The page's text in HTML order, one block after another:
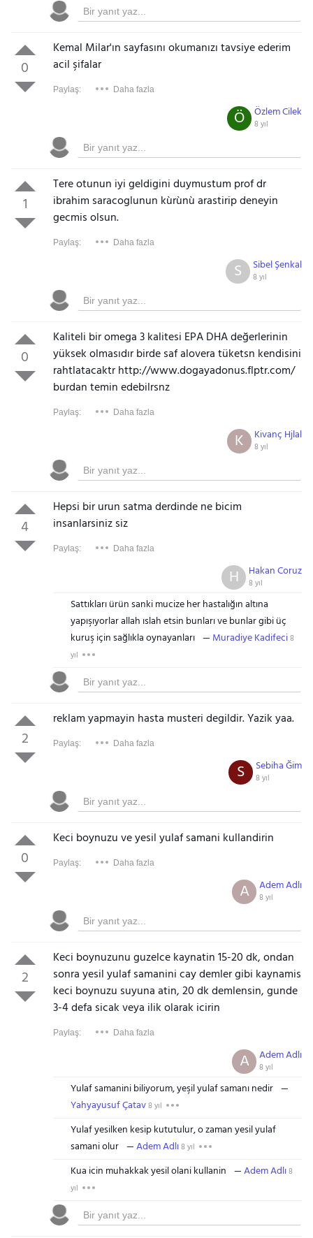
0
Kemal Milar'ın sayfasını okumanızı tavsiye ederim
acil şifalar
Paylaş: Daha fazla
Özlem Cilek
8 yıl
Ö
1
Tere otunun iyi geldigini duymustum prof dr
ibrahim saracoglunun kùrùnù arastirip deneyin
gecmis olsun.
Paylaş: Daha fazla
Sibel Şenkal
8 yıl
S
0
Kaliteli bir omega 3 kalitesi EPA DHA değerlerinin
yüksek olmasıdır birde saf alovera tüketsn kendisini
rahtlatacaktr http://www.dogayadonus.flptr.com/
burdan temin edebilrsnz
Paylaş: Daha fazla
Kivanç Hjlal
8 yıl
K
4
Hepsi bir urun satma derdinde ne bicim
insanlarsiniz siz
Paylaş: Daha fazla
Hakan Coruz
8 yıl
H
Sattıkları ürün sanki mucize her hastalığın altına
yapışıyorlar allah ıslah etsin bunları ve bunlar gibi üç
kuruş için sağlıkla oynayanları
Muradiye Kadifeci8
yıl
2
reklam yapmayin hasta musteri degildir. Yazik yaa.
Paylaş: Daha fazla
Sebiha Ğim
8 yıl
S
0
Keci boynuzu ve yesil yulaf samani kullandirin
Paylaş: Daha fazla
Adem Adlı
8 yıl
A
2
Keci boynuzunu guzelce kaynatin 15-20 dk, ondan
sonra yesil yulaf samanini cay demler gibi kaynamis
keci boynuzu suyuna atin, 20 dk demlensin, gunde
3-4 defa sicak veya ilik olarak icirin
Paylaş: Daha fazla
Adem Adlı
8 yıl
A
Yulaf samanini biliyorum, yeşil yulaf samanı nedir
Yahyayusuf Çatav8 yıl
Yulaf yesilken kesip kututulur, o zaman yesil yulaf
samani olur
Adem Adlı8 yıl
Kua icin muhakkak yesil olani kullanin Adem Adlı8
yıl